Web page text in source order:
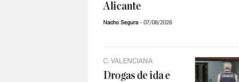
Alicante
Nacho Segura 07/08/2026
C. VALENCIANA
Drogas de ida e